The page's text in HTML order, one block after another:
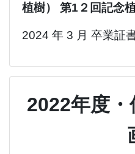
植樹） 第1２回記念
2024 年 3 月 卒業証
2022年度